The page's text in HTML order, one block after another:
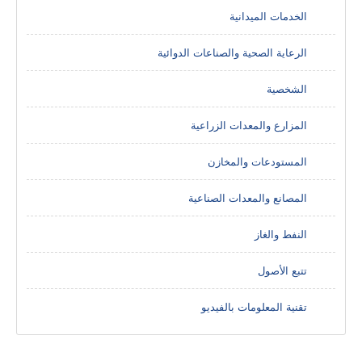
الخدمات الميدانية
الرعاية الصحية والصناعات الدوائية
الشخصية
المزارع والمعدات الزراعية
المستودعات والمخازن
المصانع والمعدات الصناعية
النفط والغاز
تتبع الأصول
تقنية المعلومات بالفيديو